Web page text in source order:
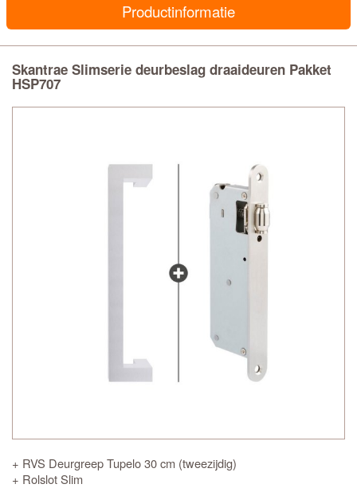
Productinformatie
Skantrae Slimserie deurbeslag draaideuren Pakket
HSP707
+ RVS Deurgreep Tupelo 30 cm (tweezijdig)
+ Rolslot Slim